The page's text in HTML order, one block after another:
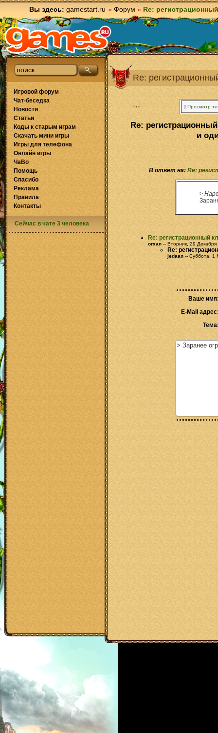
Вы здесь: gamestart.ru » Форум » Re:
Re:
... [ Просмотр
Re:
и
В ответ на: Re:
>
Re: регистрационный
orxan -- Вторник, 29
Re:
jedaan -- Суббота, 1
Ваше
E-Mail
Игровой форум
Чат-беседка
Новости
Статьи
Коды к старым играм
Скачать мини игры
Игры для телефона
Онлайн игры
ЧаВо
Помощь
Спасибо
Реклама
Правила
Контакты
Сейчас в чате 3 человека